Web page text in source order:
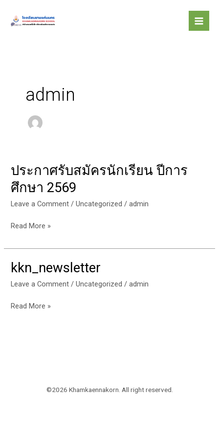
content
admin
ประกาศรับสมัครนักเรียน ปีการ
ศึกษา 2569
Leave a Comment /Uncategorized /admin
ประกาศ
รับ
สมัคร
นักเรียน
การ
2569
Read More »
kkn_newsletter
Leave a Comment /Uncategorized /admin
kkn_newsletter
Read More »
©2026 Khamkaennakorn. All right reserved.